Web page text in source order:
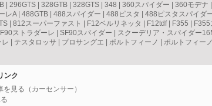
296GTS 328GTB 328GTS 348 360スパイダー 360モデナ
レA| 488GTB 488スパイダー 488ピスタ 488ピスタスパイダ
812スーパーファスト F12ベルリネッタ F12tdf| F355
ストラダーレ SF90スパイダー スクーデリア・スパイダー
テスタロッサ プロサングエ ポルトフィーノ ポルトフィー
ンク
見る（カーセンサー）